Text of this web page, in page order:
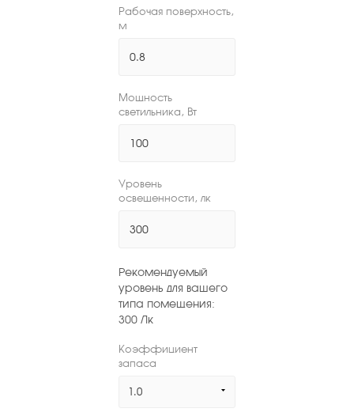
Рабочая поверхность,
м
Мощность
светильника, Вт
Уровень
освещенности, лк
Рекомендуемый
уровень для вашего
типа помещения:
300 Лк
Коэффициент
запаса
1.0